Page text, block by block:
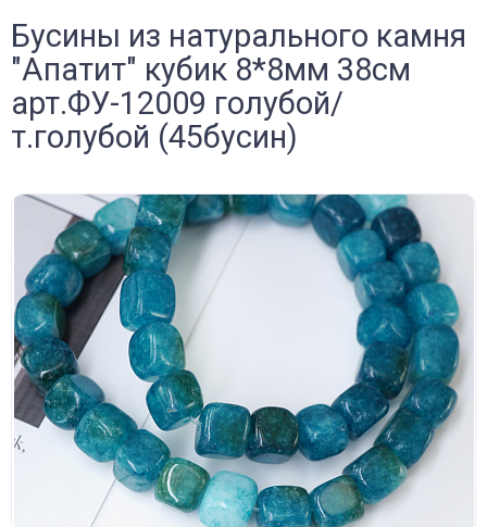
Бусины из натурального камня
"Апатит" кубик 8*8мм 38см
арт.ФУ-12009 голубой/
т.голубой (45бусин)